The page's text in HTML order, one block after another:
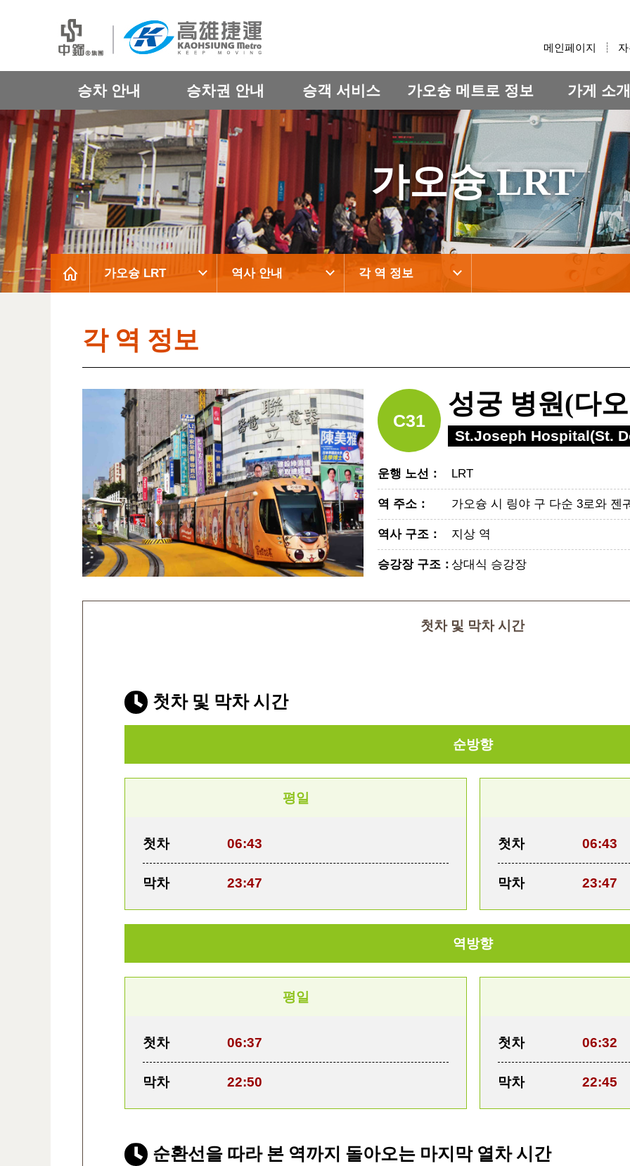
메인페이지
승차 안내 승차권 안내 승객 서비스 가오슝 메트로 정보 가게 소개
가오슝 LRT
가오슝 LRT 역사 안내 각 역 정보
각 역 정보
C31
성궁 병원(다
St.Joseph Hospital(St.
운행 노선 ： LRT
역 주소 ： 가오슝 시 링야 구 다순 3로와 젠
역사 구조 ： 지상 역
승강장 구조 ：상대식 승강장
첫차 및 막차 시간
첫차 및 막차 시간
순방향
평일
첫차 06:43
막차 23:47
첫차 06:43
막차 23:47
역방향
평일
첫차 06:37
막차 22:50
첫차 06:32
막차 22:45
순환선을 따라 본 역까지 돌아오는 마지막 열차 시간